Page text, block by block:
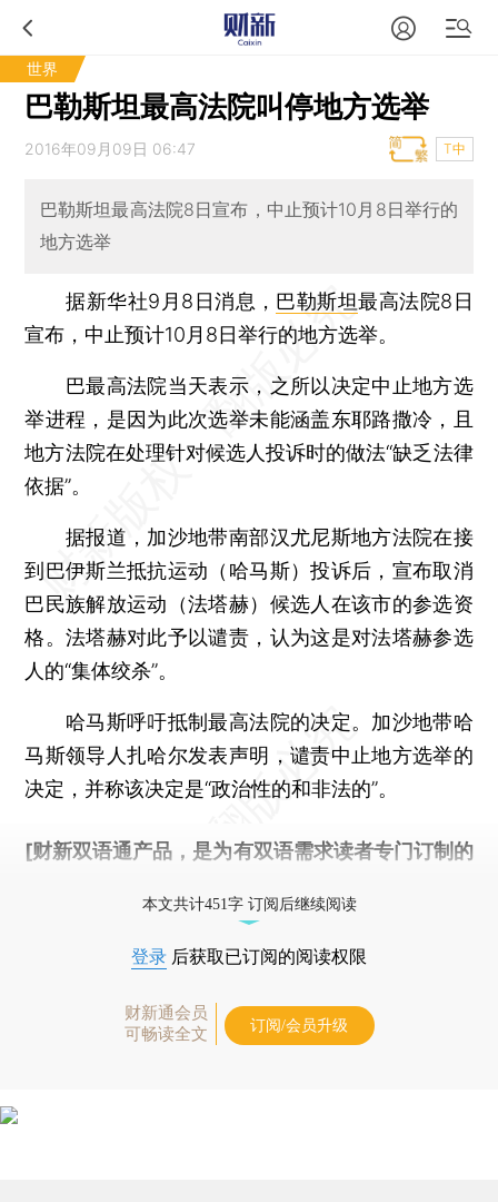
世界
巴勒斯坦最高法院叫停地方选举
2016年09月09日 06:47 T中
巴勒斯坦最高法院8日宣布，中止预计10月8日举行的
地方选举
据新华社9月8日消息， 巴勒斯坦最高法院8日
宣布，中止预计10月8日举行的地方选举。
巴最高法院当天表示，之所以决定中止地方选
举进程，是因为此次选举未能涵盖东耶路撒冷，且
地方法院在处理针对候选人投诉时的做法“缺乏法律
依据”。
据报道，加沙地带南部汉尤尼斯地方法院在接
到巴伊斯兰抵抗运动（哈马斯）投诉后，宣布取消
巴民族解放运动（法塔赫）候选人在该市的参选资
格。法塔赫对此予以谴责，认为这是对法塔赫参选
人的“集体绞杀”。
哈马斯呼吁抵制最高法院的决定。加沙地带哈
马斯领导人扎哈尔发表声明，谴责中止地方选举的
决定，并称该决定是“政治性的和非法的”。
[财新双语通产品，是为有双语需求读者专门订制的
本文共计451字 订阅后继续阅读
登录 后获取已订阅的阅读权限
财新通会员
可畅读全文
订阅/会员升级